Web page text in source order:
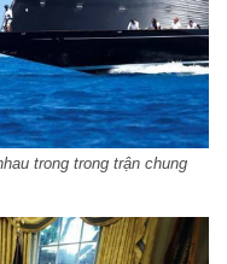
trong trong trận chung